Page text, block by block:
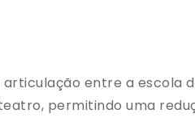
entre a
permitindo uma